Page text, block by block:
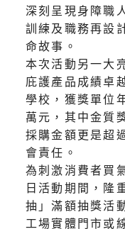
深刻呈現身障職
訓練及職務再設
命故事。
本次活動另一大
庇護產品成績卓
學校，獲獎單位
萬元，其中金質
採購金額更是超
會責任。
為刺激消費者買
日活動期間，隆
抽」滿額抽獎活
工場實體門市或